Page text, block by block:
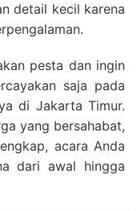
detail kecil karena
pesta dan ingin
saja pada
di Jakarta Timur.
yang bersahabat,
acara Anda
dari awal hingga